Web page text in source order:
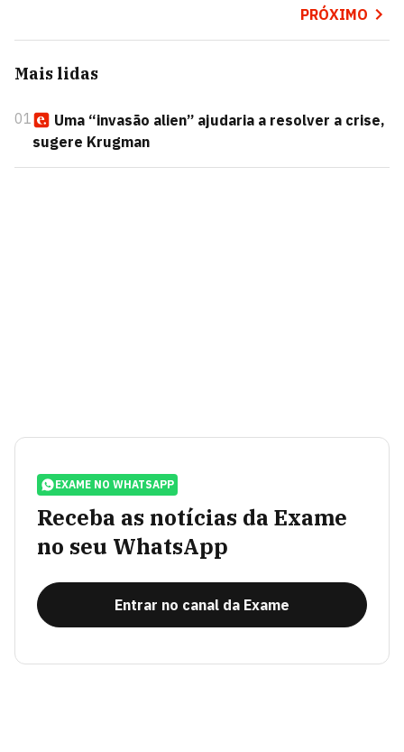
PRÓXIMO
Mais lidas
01
Uma “invasão alien” ajudaria a resolver a crise,
sugere Krugman
EXAME NO WHATSAPP
Receba as notícias da Exame
no seu WhatsApp
Entrar no canal da Exame